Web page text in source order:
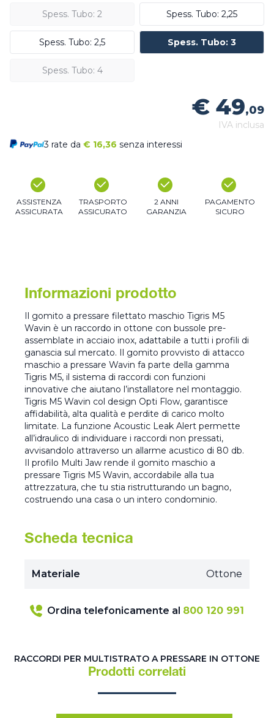
Spess. Tubo: 2 Spess. Tubo: 2,25
Spess. Tubo: 2,5 Spess. Tubo: 3
Spess. Tubo: 4
€ 49,09
IVA inclusa
3 rate da € 16,36 senza interessi
ASSISTENZA
ASSICURATA
TRASPORTO
ASSICURATO
2 ANNI
GARANZIA
PAGAMENTO
SICURO
Informazioni prodotto
Il gomito a pressare filettato maschio Tigris M5
Wavin è un raccordo in ottone con bussole pre-
assemblate in acciaio inox, adattabile a tutti i profili di
ganascia sul mercato. Il gomito provvisto di attacco
maschio a pressare Wavin fa parte della gamma
Tigris M5, il sistema di raccordi con funzioni
innovative che aiutano l’installatore nel montaggio.
Tigris M5 Wavin col design Opti Flow, garantisce
affidabilità, alta qualità e perdite di carico molto
limitate. La funzione Acoustic Leak Alert permette
all’idraulico di individuare i raccordi non pressati,
avvisandolo attraverso un allarme acustico di 80 db.
Il profilo Multi Jaw rende il gomito maschio a
pressare Tigris M5 Wavin, accordabile alla tua
attrezzatura, che tu stia ristrutturando un bagno,
costruendo una casa o un intero condominio.
Scheda tecnica
Materiale Ottone
Ordina telefonicamente al 800 120 991
RACCORDI PER MULTISTRATO A PRESSARE IN OTTONE
Prodotti correlati